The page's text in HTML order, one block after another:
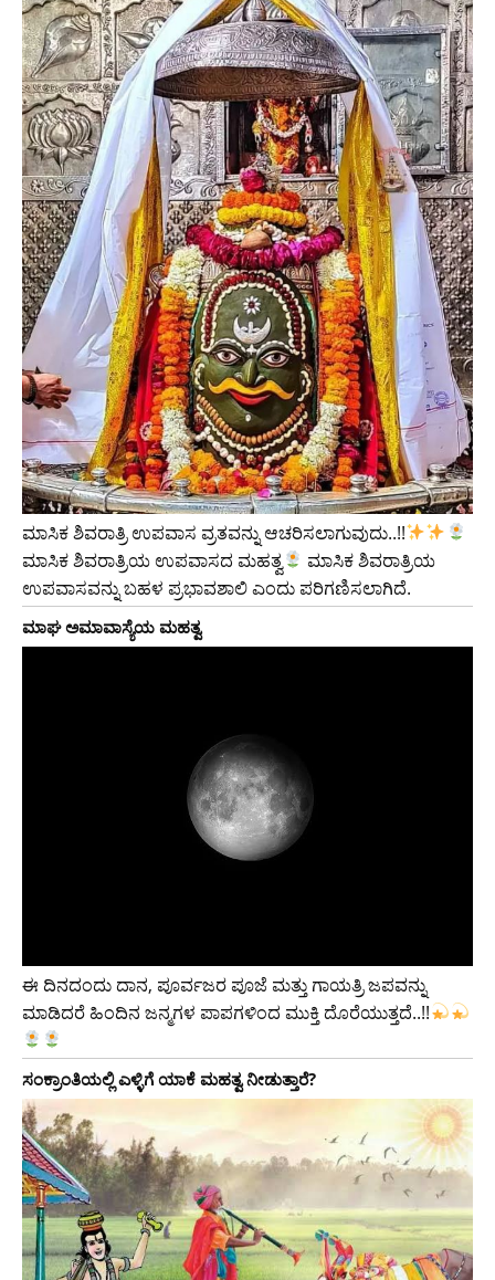
ಮಾಸಿಕ ಶಿವರಾತ್ರಿ ಉಪವಾಸ ವ್ರತವನ್ನು ಆಚರಿಸಲಾಗುವುದು..!!
ಮಾಸಿಕ ಶಿವರಾತ್ರಿಯ ಉಪವಾಸದ ಮಹತ್ವ
ಮಾಸಿಕ ಶಿವರಾತ್ರಿಯ
ಉಪವಾಸವನ್ನು ಬಹಳ ಪ್ರಭಾವಶಾಲಿ ಎಂದು ಪರಿಗಣಿಸಲಾಗಿದೆ.
ಮಾಘ ಅಮಾವಾಸ್ಯೆಯ ಮಹತ್ವ
ಈ ದಿನದಂದು ದಾನ, ಪೂರ್ವಜರ ಪೂಜೆ ಮತ್ತು ಗಾಯತ್ರಿ ಜಪವನ್ನು
ಮಾಡಿದರೆ ಹಿಂದಿನ ಜನ್ಮಗಳ ಪಾಪಗಳಿಂದ ಮುಕ್ತಿ ದೊರೆಯುತ್ತದೆ..!!
ಸಂಕ್ರಾಂತಿಯಲ್ಲಿ ಎಳ್ಳಿಗೆ ಯಾಕೆ ಮಹತ್ವ ನೀಡುತ್ತಾರೆ?